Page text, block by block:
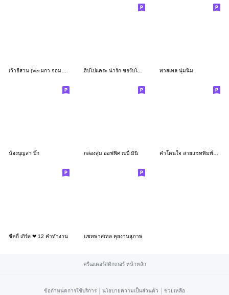
พาสเทล นุ่มนิ่ม
น้องบุญสา บิ๊ก กล่องสุ่ม ออฟฟิศ เบบี๋ มินิ คำโดนใจ สายแชทพิมพ์โลด
ชีคกี้ เกิร์ล ❤ 12 คำทำงาน แชทพาสเทล คุยงานสุภาพ
ครีเอเตอร์สติกเกอร์ หน้าหลัก
ข้อกำหนดการใช้บริการ | นโยบายความเป็นส่วนตัว | ช่วยเหลือ